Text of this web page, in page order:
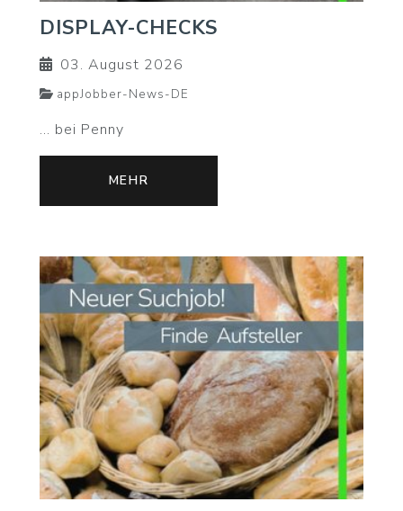
DISPLAY-CHECKS
03. August 2026
appJobber-News-DE
... bei Penny
MEHR